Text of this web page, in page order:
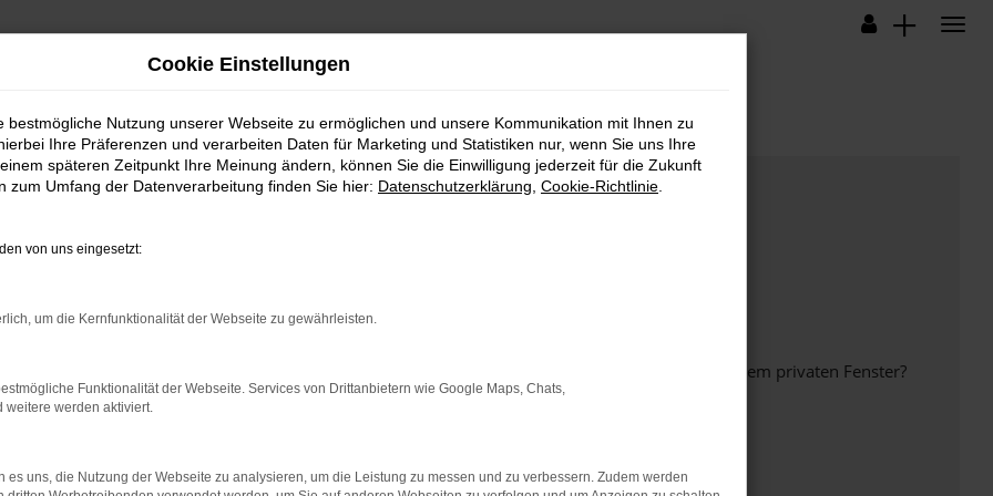
bestimmter Seiten verhindern. Funktioniert die Seite in einem anderen Browser oder in einem privaten Fenster?
beheben.
auf dem neuesten Stand sind.
kann auch dazu führen, dass bestimmte Funktionen nicht mehr unterstützt werden.
Cookie Einstellungen
bestmögliche Nutzung unserer Webseite zu ermöglichen und unsere Kommunikation mit Ihnen zu
Ihre Präferenzen und verarbeiten Daten für Marketing und Statistiken nur, wenn Sie uns Ihre
späteren Zeitpunkt Ihre Meinung ändern, können Sie die Einwilligung jederzeit für die Zukunft
zum Umfang der Datenverarbeitung finden Sie hier: Datenschutzerklärung Cookie-Richtlinie
von uns eingesetzt:
um die Kernfunktionalität der Webseite zu gewährleisten.
Funktionalität der Webseite. Services von Drittanbietern wie Google Maps, Chats,
weitere werden aktiviert.
es uns, die Nutzung der Webseite zu analysieren, um die Leistung zu messen und zu verbessern. Zudem werden